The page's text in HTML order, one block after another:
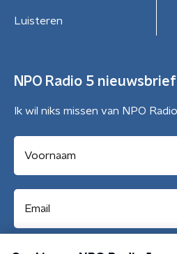
Luisteren
NPO Radio 5 nieuwsbrief
Ik wil niks missen van NPO